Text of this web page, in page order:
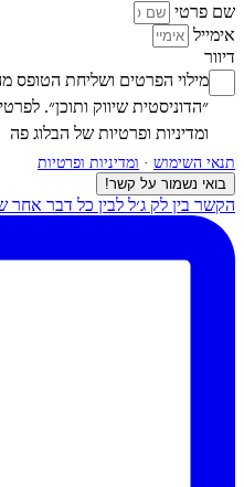
שם פרטי
אימייל
דיוור
מילוי הפרטים ושליחת הטופס
״הדוניסטית שיווק ותוכן״.
ומדיניות ופרטיות של הבלוג פה
תנאי השימוש · ומדיניות ופרטיות
בואי נשמור על קשר!
הקשר בין לק ג׳ל לבין כל דבר אחר